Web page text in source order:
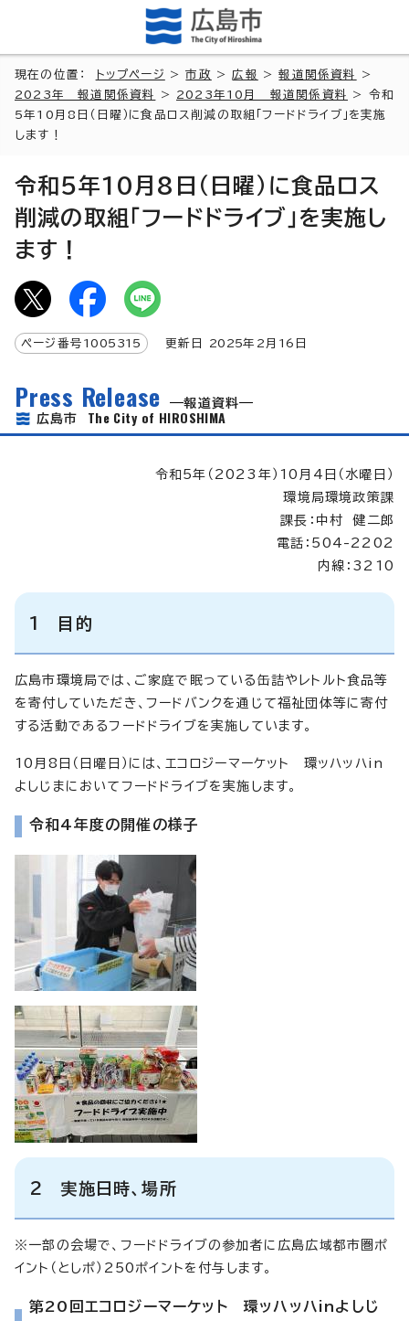
現在の位置： トップページ >市政 >広報 >報道関係資料
>
2023年 報道関係資料
> 2023年10月 報道関係資料
> 令和
5年10月8日（日曜）に食品ロス削減の取組「フードドライブ」を実施
します！
令和5年10月8日（日曜）に食品ロス
削減の取組「フードドライブ」を実施し
ます！
ページ番号 1005315 更新日 2025年2月 16 日
Press Release
報道資料
広島市 The City of HIROSHIMA
令和5年（2023年）10月4日（水曜日）
環境局環境政策課
課長：中村 健二郎
電話：504-2202
内線：3210
1 目的
広島市環境局では、ご家庭で眠っている缶詰やレトルト食品等
を寄付していただき、フードバンクを通じて福祉団体等に寄付
する活動であるフードドライブを実施しています。
10月8日（日曜日）には、エコロジーマーケット 環ッハッハin
よしじまにおいてフードドライブを実施します。
令和4年度の開催の様子
2 実施日時、場所
※一部の会場で、フードドライブの参加者に広島広域都市圏ポ
イント（としポ）250ポイントを付与します。
第20回エコロジーマーケット 環ッハッハinよしじ